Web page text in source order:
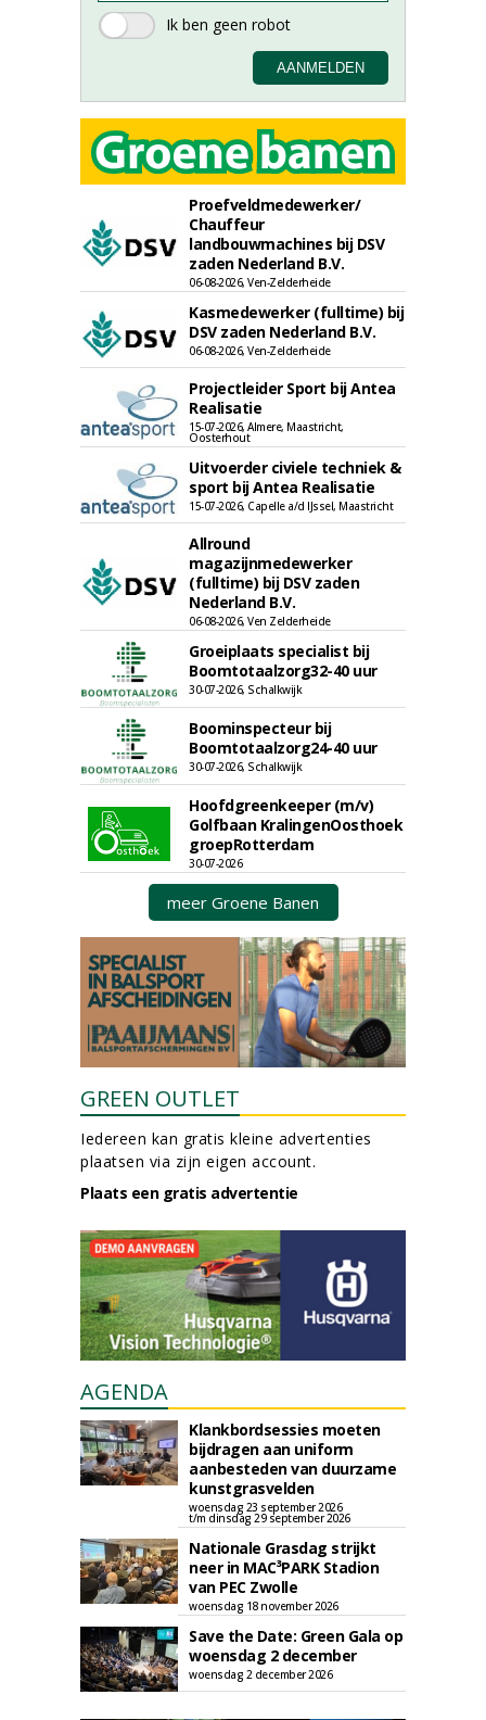
Proefveldmedewerker/
Chauffeur
landbouwmachines bij DSV
zaden Nederland B.V.
06-08-2026, Ven-Zelderheide
Kasmedewerker (fulltime) bij
DSV zaden Nederland B.V.
06-08-2026, Ven-Zelderheide
Projectleider Sport bij Antea
Realisatie
15-07-2026, Almere, Maastricht,
Oosterhout
Uitvoerder civiele techniek &
sport bij Antea Realisatie
15-07-2026, Capelle a/d IJssel, Maastricht
Allround
magazijnmedewerker
(fulltime) bij DSV zaden
Nederland B.V.
06-08-2026, Ven Zelderheide
Groeiplaats specialist bij
Boomtotaalzorg32-40 uur
30-07-2026, Schalkwijk
Boominspecteur bij
Boomtotaalzorg24-40 uur
30-07-2026, Schalkwijk
Hoofdgreenkeeper (m/v)
Golfbaan KralingenOosthoek
groepRotterdam
30-07-2026
meer Groene Banen
GREEN OUTLET
Iedereen kan gratis kleine advertenties
plaatsen via zijn eigen account.
Plaats een gratis advertentie
AGENDA
Klankbordsessies moeten
bijdragen aan uniform
aanbesteden van duurzame
kunstgrasvelden
woensdag 23 september 2026
t/m dinsdag 29 september 2026
Nationale Grasdag strijkt
neer in MAC³PARK Stadion
van PEC Zwolle
woensdag 18 november 2026
Save the Date: Green Gala op
woensdag 2 december
woensdag 2 december 2026